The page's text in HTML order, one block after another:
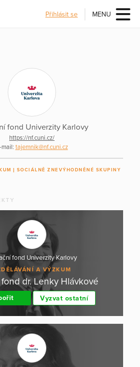
Přihlásit se MENU
fond Univerzity Karlovy
https://nf.cuni.cz/
mail: tajemnik@nf.cuni.cz
SOCIÁLNĚ ZNEVÝHODNĚNÉ SKUPINY
fond Univerzity Karlovy
A VÝZKUM
dr. Lenky Hlávkové
Vyzvat ostatní